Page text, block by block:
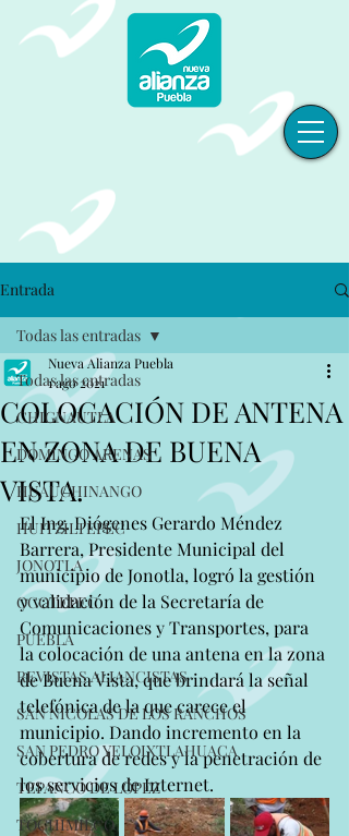
Entrada
Todas las entradas
CHIGNAUTLA
DOMINGO ARENAS
HUAUCHINANGO
HUITZILTEPEC
JONOTLA
OCOTEPEC
PUEBLA
REVISTAS ALIANCISTAS
SAN NICOLAS DE LOS RANCHOS
SAN PEDRO YELOIXTLAHUACA
TEPANCO DE LÓPEZ
TOCHIMILCO
Todas las entradas
COLOCACIÓN DE ANTENA
EN ZONA DE BUENA
VISTA.
Nueva Alianza Puebla
1 ago 2021
El Ing. Diógenes Gerardo Méndez
Barrera, Presidente Municipal del
municipio de Jonotla, logró la gestión
y validación de la Secretaría de
Comunicaciones y Transportes, para
la colocación de una antena en la zona
de Buena Vista, que brindará la señal
telefónica de la que carece el
municipio. Dando incremento en la
cobertura de redes y la penetración de
los servicios de Internet.